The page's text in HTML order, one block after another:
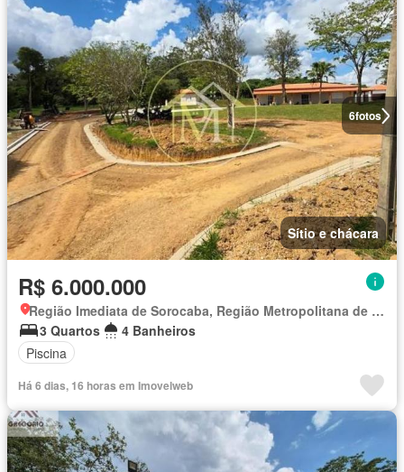
6fotos
Sítio e chácara
R$ 6.000.000
Região Imediata de Sorocaba, Região Metropolitana de Sorocaba
3 Quartos
4 Banheiros
Piscina
Há 6 dias, 16 horas em Imovelweb